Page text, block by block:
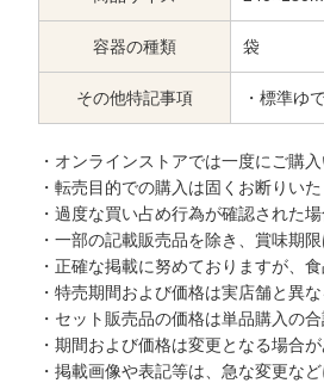
容器の種類 袋
その他特記事項 ・標準ゆ
・オンラインストアでは一度にご購
・転売目的での購入は固くお断りい
・過度な買い占め行為が確認された
・一部の記載販売品を除き、賞味期
・正確な掲載に努めておりますが、
・特売期間および価格は実店舗と異
・セット販売品の価格は単品購入の
・期間および価格は変更となる場合
・掲載画像や表記等は、急な変更な